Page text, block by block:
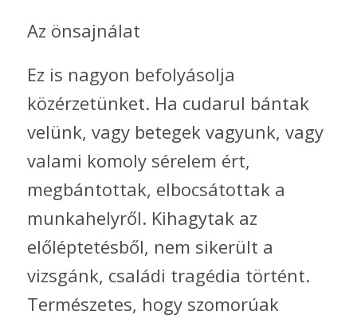
Az önsajnálat
Ez is nagyon befolyásolja
közérzetünket. Ha cudarul bántak
velünk, vagy betegek vagyunk, vagy
valami komoly sérelem ért,
megbántottak, elbocsátottak a
munkahelyről. Kihagytak az
előléptetésből, nem sikerült a
vizsgánk, családi tragédia történt.
Természetes, hogy szomorúak